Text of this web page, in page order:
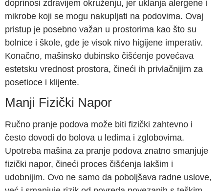
doprinosi zdravijem okruženju, jer uklanja alergene i
mikrobe koji se mogu nakupljati na podovima. Ovaj
pristup je posebno važan u prostorima kao što su
bolnice i škole, gde je visok nivo higijene imperativ.
Konačno, mašinsko dubinsko čišćenje povećava
estetsku vrednost prostora, čineći ih privlačnijim za
posetioce i klijente.
Manji Fizički Napor
Ručno pranje podova može biti fizički zahtevno i
često dovodi do bolova u leđima i zglobovima.
Upotreba mašina za pranje podova znatno smanjuje
fizički napor, čineći proces čišćenja lakšim i
udobnijim. Ovo ne samo da poboljšava radne uslove,